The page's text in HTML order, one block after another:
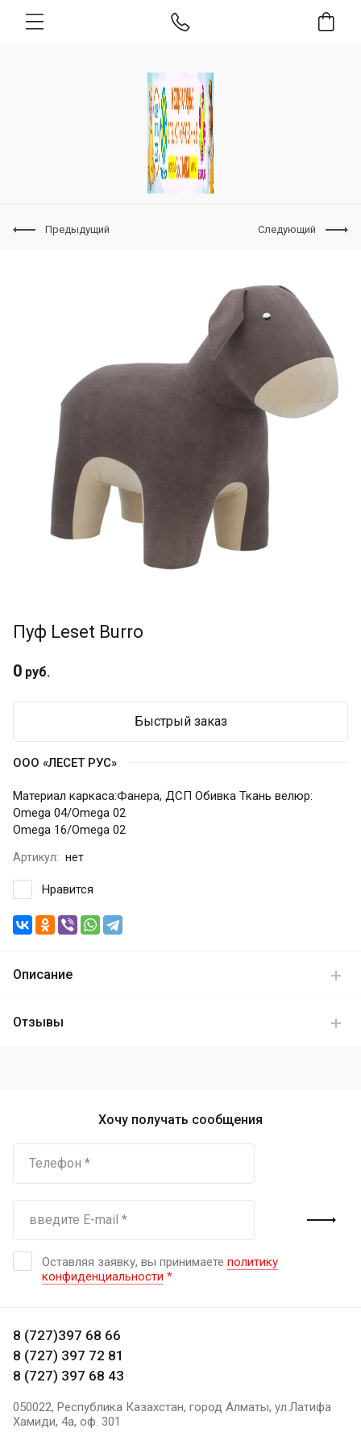
Предыдущий Следующий
Пуф Leset Burro
0 руб.
Быстрый заказ
ООО «ЛЕСЕТ РУС»
Материал каркаса:Фанера, ДСП Обивка Ткань велюр:
Omega 04/Omega 02
Omega 16/Omega 02
Артикул: нет
Нравится
Описание
Отзывы
Хочу получать сообщения
Оставляя заявку, вы принимаете политику
конфиденциальности *
8 (727)397 68 66
8 (727) 397 72 81
8 (727) 397 68 43
050022, Республика Казахстан, город Алматы, ул.Латифа
Хамиди, 4а, оф. 301